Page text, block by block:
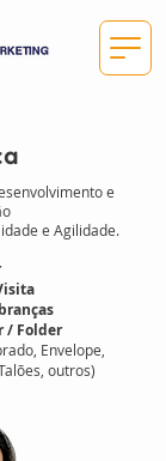
e
e Agilidade.
/ Folder
Envelope,
outros)